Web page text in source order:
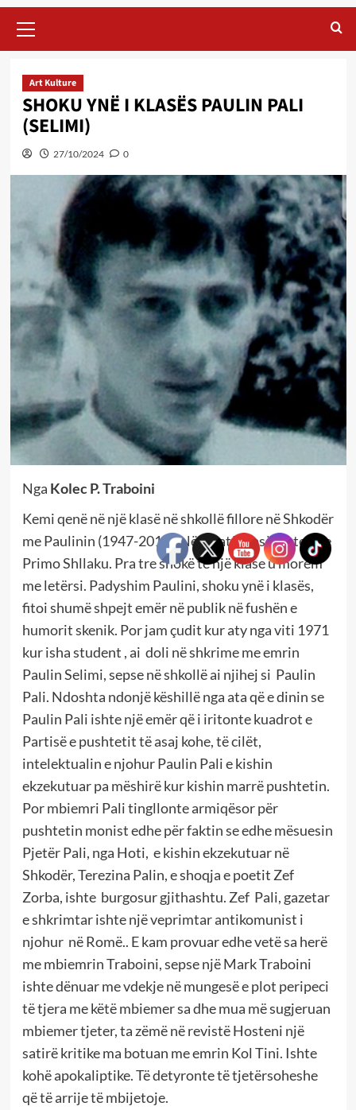
Menu
Art Kulture
SHOKU YNË I KLASËS PAULIN PALI
(SELIMI)
27/10/2024 0
Nga Kolec P. Traboini
Kemi qenë në një klasë në shkollë fillore në Shkodër
me Paulinin (1947-2013). Në po atë klasë ishte dhe
Primo Shllaku. Pra tre shokë të një klase u morëm
me letërsi. Padyshim Paulini, shoku ynë i klasës,
fitoi shumë shpejt emër në publik në fushën e
humorit skenik. Por jam çudit kur aty nga viti 1971
kur isha student , ai doli në shkrime me emrin
Paulin Selimi, sepse në shkollë ai njihej si Paulin
Pali. Ndoshta ndonjë këshillë nga ata që e dinin se
Paulin Pali ishte një emër që i iritonte kuadrot e
Partisë e pushtetit të asaj kohe, të cilët,
intelektualin e njohur Paulin Pali e kishin
ekzekutuar pa mëshirë kur kishin marrë pushtetin.
Por mbiemri Pali tingllonte armiqësor për
pushtetin monist edhe për faktin se edhe mësuesin
Pjetër Pali, nga Hoti, e kishin ekzekutuar në
Shkodër, Terezina Palin, e shoqja e poetit Zef
Zorba, ishte burgosur gjithashtu. Zef Pali, gazetar
e shkrimtar ishte një veprimtar antikomunist i
njohur në Romë.. E kam provuar edhe vetë sa herë
me mbiemrin Traboini, sepse një Mark Traboini
ishte dënuar me vdekje në mungesë e plot peripeci
të tjera me këtë mbiemer sa dhe mua më sugjeruan
mbiemer tjeter, ta zëmë në revistë Hosteni një
satirë kritike ma botuan me emrin Kol Tini. Ishte
kohë apokaliptike. Të detyronte të tjetërsoheshe
që të arrije të mbijetoje.